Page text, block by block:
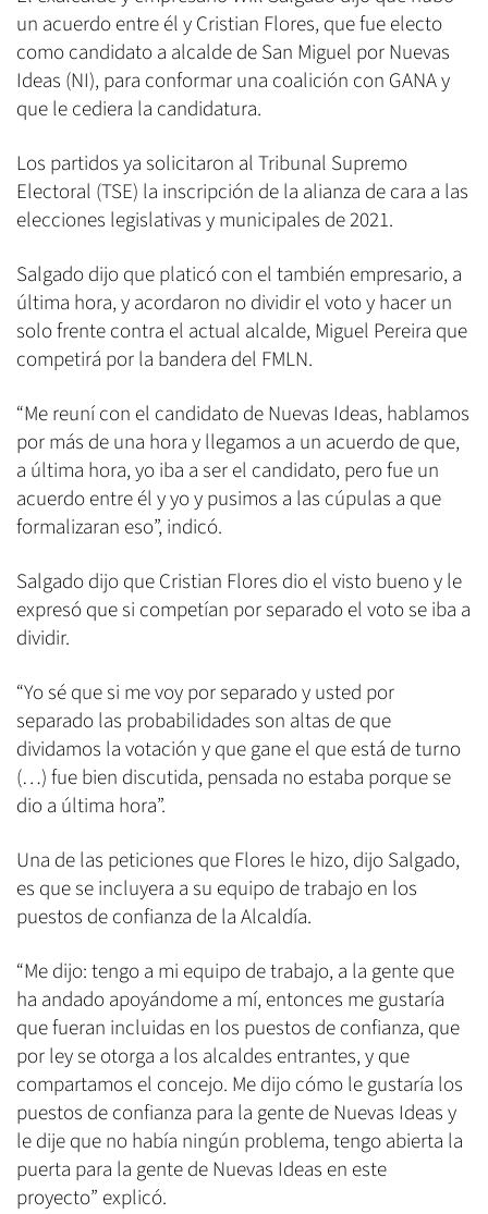
un acuerdo entre él y Cristian Flores, que fue electo
como candidato a alcalde de San Miguel por Nuevas
Ideas (NI), para conformar una coalición con GANA y
que le cediera la candidatura.
Los partidos ya solicitaron al Tribunal Supremo
Electoral (TSE) la inscripción de la alianza de cara a las
elecciones legislativas y municipales de 2021.
Salgado dijo que platicó con el también empresario, a
última hora, y acordaron no dividir el voto y hacer un
solo frente contra el actual alcalde, Miguel Pereira que
competirá por la bandera del FMLN.
“Me reuní con el candidato de Nuevas Ideas, hablamos
por más de una hora y llegamos a un acuerdo de que,
a última hora, yo iba a ser el candidato, pero fue un
acuerdo entre él y yo y pusimos a las cúpulas a que
formalizaran eso”, indicó.
Salgado dijo que Cristian Flores dio el visto bueno y le
expresó que si competían por separado el voto se iba a
dividir.
“Yo sé que si me voy por separado y usted por
separado las probabilidades son altas de que
dividamos la votación y que gane el que está de turno
(…) fue bien discutida, pensada no estaba porque se
dio a última hora”.
Una de las peticiones que Flores le hizo, dijo Salgado,
es que se incluyera a su equipo de trabajo en los
puestos de confianza de la Alcaldía.
“Me dijo: tengo a mi equipo de trabajo, a la gente que
ha andado apoyándome a mí, entonces me gustaría
que fueran incluidas en los puestos de confianza, que
por ley se otorga a los alcaldes entrantes, y que
compartamos el concejo. Me dijo cómo le gustaría los
puestos de confianza para la gente de Nuevas Ideas y
le dije que no había ningún problema, tengo abierta la
puerta para la gente de Nuevas Ideas en este
proyecto” explicó.